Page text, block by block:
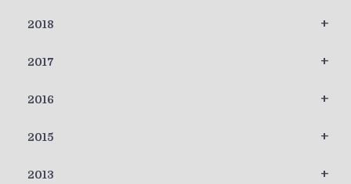
+
2018
+
2017
+
2016
+
2015
+
2013